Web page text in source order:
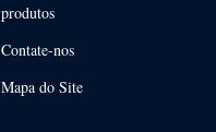
produtos
Contate-nos
Mapa do Site